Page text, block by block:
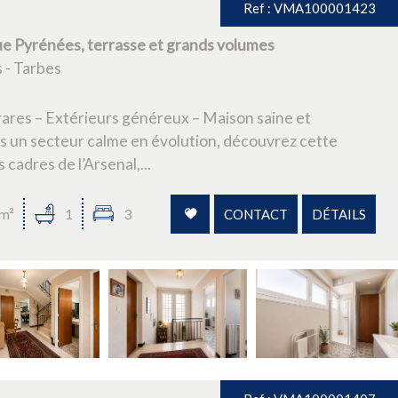
Ref : VMA100001423
Pyrénées, terrasse et grands volumes
- Tarbes
– Extérieurs généreux – Maison saine et
un secteur calme en évolution, découvrez cette
de l’Arsenal,...
1 3 CONTACT DÉTAILS